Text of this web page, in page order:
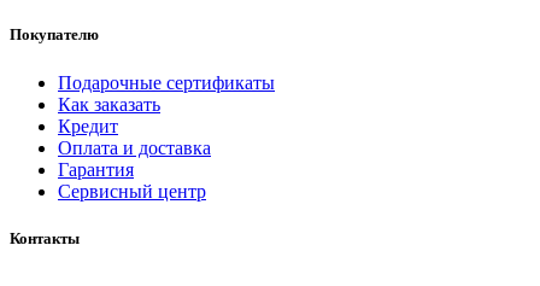
Покупателю
Подарочные сертификаты
Как заказать
Кредит
Оплата и доставка
Гарантия
Сервисный центр
Контакты